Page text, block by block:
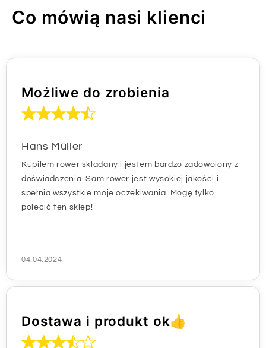
Co mówią nasi klienci
Możliwe do zrobienia
Hans Müller
Kupiłem rower składany i jestem bardzo zadowolony z
doświadczenia. Sam rower jest wysokiej jakości i
spełnia wszystkie moje oczekiwania. Mogę tylko
polecić ten sklep!
04.04.2024
Dostawa i produkt ok👍